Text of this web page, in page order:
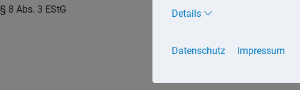
§ 8 Abs. 3 EStG
Details
Datenschutz Impressum